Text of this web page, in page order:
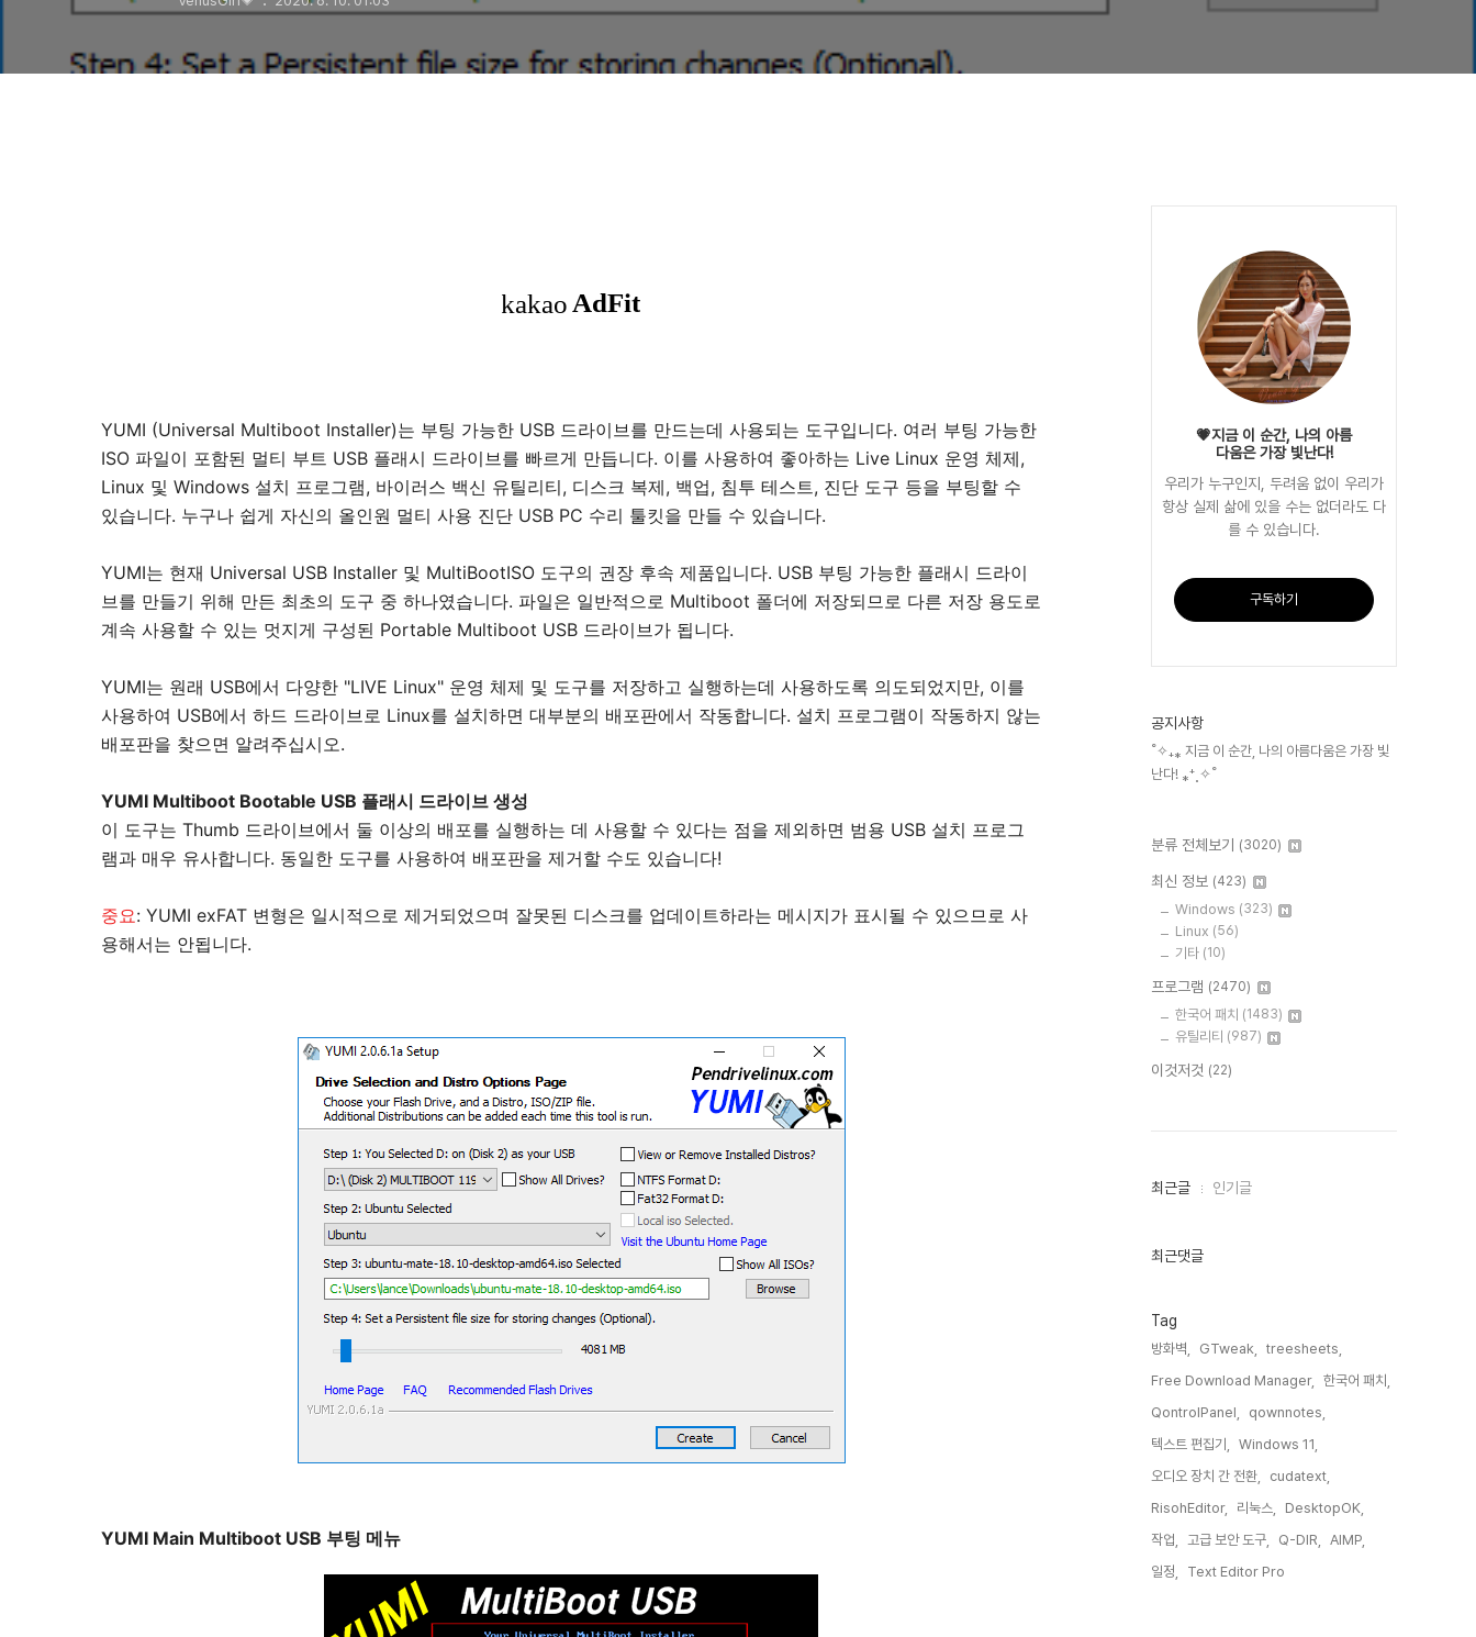
YUMI (Universal Multiboot Installer)는 부팅 가능한 USB 드라이브를 만드는데 사용되는 도구입니다. 여러 부팅 가능한
ISO 파일이 포함된 멀티 부트 USB 플래시 드라이브를 빠르게 만듭니다. 이를 사용하여 좋아하는 Live Linux 운영 체제,
Linux 및 Windows 설치 프로그램, 바이러스 백신 유틸리티, 디스크 복제, 백업, 침투 테스트, 진단 도구 등을 부팅할 수
있습니다. 누구나 쉽게 자신의 올인원 멀티 사용 진단 USB PC 수리 툴킷을 만들 수 있습니다.
YUMI는 현재 Universal USB Installer 및 MultiBootISO 도구의 권장 후속 제품입니다. USB 부팅 가능한 플래시 드라이
브를 만들기 위해 만든 최초의 도구 중 하나였습니다. 파일은 일반적으로 Multiboot 폴더에 저장되므로 다른 저장 용도로
계속 사용할 수 있는 멋지게 구성된 Portable Multiboot USB 드라이브가 됩니다.
YUMI는 원래 USB에서 다양한 "LIVE Linux" 운영 체제 및 도구를 저장하고 실행하는데 사용하도록 의도되었지만, 이를
사용하여 USB에서 하드 드라이브로 Linux를 설치하면 대부분의 배포판에서 작동합니다. 설치 프로그램이 작동하지 않는
배포판을 찾으면 알려주십시오.
YUMI Multiboot Bootable USB 플래시 드라이브 생성
이 도구는 Thumb 드라이브에서 둘 이상의 배포를 실행하는 데 사용할 수 있다는 점을 제외하면 범용 USB 설치 프로그
램과 매우 유사합니다. 동일한 도구를 사용하여 배포판을 제거할 수도 있습니다!
중요: YUMI exFAT 변형은 일시적으로 제거되었으며 잘못된 디스크를 업데이트하라는 메시지가 표시될 수 있으므로 사
용해서는 안됩니다.
YUMI Main Multiboot USB 부팅 메뉴
💗지금 이 순간, 나의 아름
다움은 가장 빛난다!
우리가 누구인지, 두려움 없이 우리가
항상 실제 삶에 있을 수는 없더라도 다
를 수 있습니다.
구독하기
공지사항
˚✧₊⁎ 지금 이 순간, 나의 아름다움은 가장 빛
난다! ⁎⁺˳✧˚
분류 전체보기 (3020)
최신 정보 (423)
Windows (323)
Linux (56)
기타 (10)
프로그램 (2470)
한국어 패치 (1483)
유틸리티 (987)
이것저것 (22)
최
인
최근글 인기글
최근댓글
Tag
방화벽, GTweak,
treesheets,
Free Download Manager,
한국어 패치,
QontrolPanel,
qownnotes,
텍스트 편집기,
Windows 11,
오디오 장치 간 전환,
cudatext,
RisohEditor,
리눅스,
DesktopOK,
작업,
고급 보안 도구, Q-DIR,
AIMP,
일정,
Text Editor Pro,